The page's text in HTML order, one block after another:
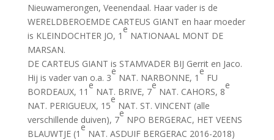
Nieuwamerongen, Veenendaal. Haar vader is de
WERELDBEROEMDE CARTEUS GIANT en haar moeder
is KLEINDOCHTER JO, 1
e
NATIONAAL MONT DE
MARSAN.
DE CARTEUS GIANT is STAMVADER BIJ Gerrit en Jaco.
Hij is vader van o.a. 3
e
NAT. NARBONNE, 1
e
FU
BORDEAUX, 11
e
NAT. BRIVE, 7
e
NAT. CAHORS, 8
e
NAT. PERIGUEUX, 15
e
NAT. ST. VINCENT (alle
verschillende duiven), 7
e
NPO BERGERAC, HET VEENS
BLAUWTJE (1
e
NAT. ASDUIF BERGERAC 2016-2018)